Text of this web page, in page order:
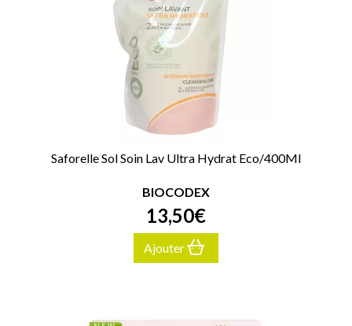
Saforelle Sol Soin Lav Ultra Hydrat Eco/400Ml
BIOCODEX
13,50€
Ajouter